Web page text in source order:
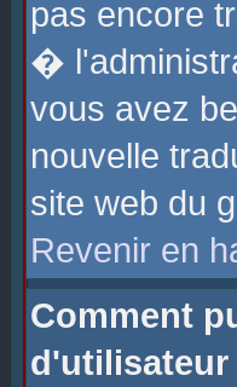
pas encore
�
vous avez
nouvelle
site web du
Revenir en
Comment
d'utilisateur